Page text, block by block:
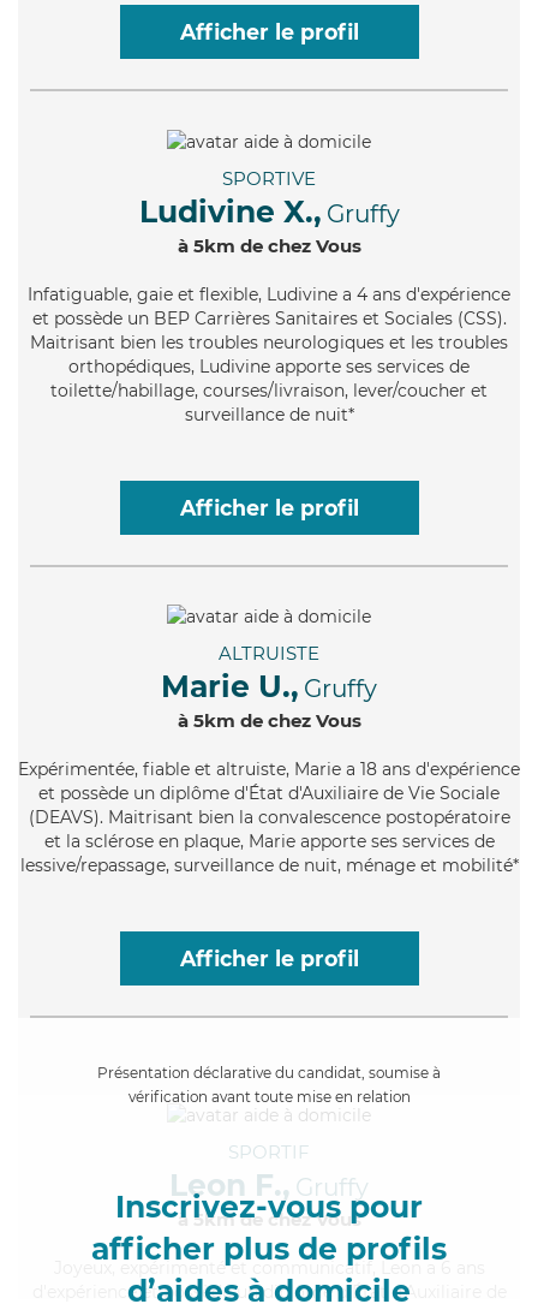
Afficher le profil
SPORTIVE
Ludivine X., Gruffy
à 5km de chez Vous
Infatiguable, gaie et flexible, Ludivine a 4 ans d'expérience
et possède un BEP Carrières Sanitaires et Sociales (CSS).
Maitrisant bien les troubles neurologiques et les troubles
orthopédiques, Ludivine apporte ses services de
toilette/habillage, courses/livraison, lever/coucher et
surveillance de nuit*
Afficher le profil
ALTRUISTE
Marie U., Gruffy
à 5km de chez Vous
Expérimentée, fiable et altruiste, Marie a 18 ans d'expérience
et possède un diplôme d'État d'Auxiliaire de Vie Sociale
(DEAVS). Maitrisant bien la convalescence postopératoire
et la sclérose en plaque, Marie apporte ses services de
lessive/repassage, surveillance de nuit, ménage et mobilité*
Afficher le profil
Présentation déclarative du candidat, soumise à
vérification avant toute mise en relation
Inscrivez-vous pour
afficher plus de profils
d’aides à domicile
SPORTIF
Leon F., Gruffy
à 5km de chez Vous
, expérimenté et communicatif, Leon a 6 ans
d'expérience et possède un diplôme d'État d'Auxiliaire de